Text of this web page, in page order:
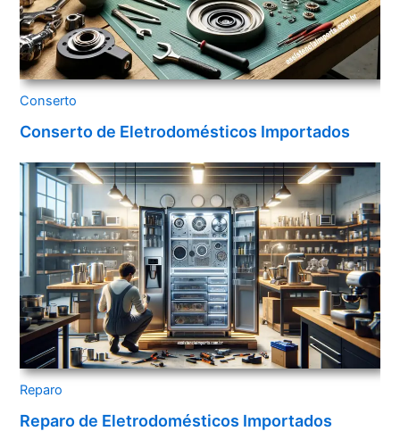
Conserto
Conserto de Eletrodomésticos Importados
Reparo
Reparo de Eletrodomésticos Importados